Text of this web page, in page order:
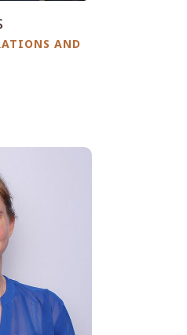
im
durch
und
fördert. Ihre
unmittelbar an
Hotshot beim
und beim Bureau
Diese
prägt bis
Arbeit und
besondere
Zuvor
AND
im
– unter
Hotshot und
ihre Rolle als
Officer ein und
ausgeprägter
organisatorischer
Ihre fachliche
einen